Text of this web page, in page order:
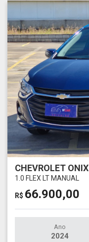
CHEVROLET ONIX
1.0 FLEX LT MANUAL
R$ 66.900,00
Ano
2024